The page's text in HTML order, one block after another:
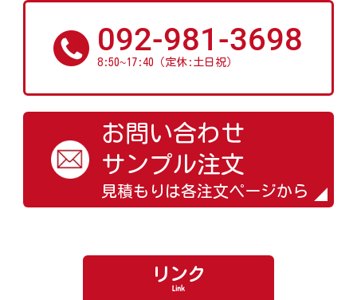
092-981-3698
8:50~17:40（定休:土日祝）
お問い合わせ
サンプル注文
見積もりは各注文ページから
リンク
Link